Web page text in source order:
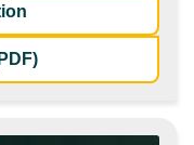
de la formation